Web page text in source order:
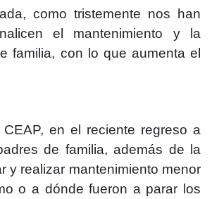
como tristemente nos han
el mantenimiento y la
familia, con lo que aumenta el
en el reciente regreso a
de familia, además de la
y realizar mantenimiento menor
o a dónde fueron a parar los